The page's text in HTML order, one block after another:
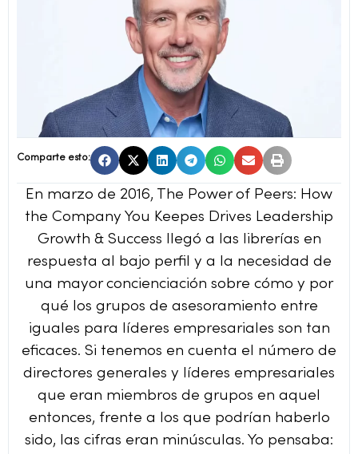
Comparte esto:
En marzo de 2016, The Power of Peers: How
the Company You Keepes Drives Leadership
Growth & Success llegó a las librerías en
respuesta al bajo perfil y a la necesidad de
una mayor concienciación sobre cómo y por
qué los grupos de asesoramiento entre
iguales para líderes empresariales son tan
eficaces. Si tenemos en cuenta el número de
directores generales y líderes empresariales
que eran miembros de grupos en aquel
entonces, frente a los que podrían haberlo
sido, las cifras eran minúsculas. Yo pensaba: